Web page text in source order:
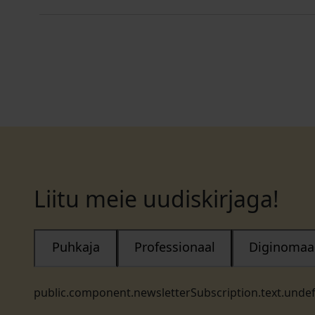
Liitu meie uudiskirjaga!
Puhkaja Professionaal